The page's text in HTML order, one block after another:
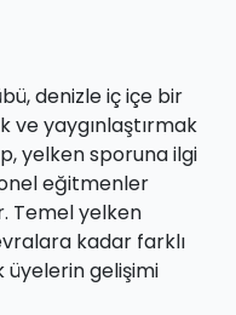
denizle iç içe bir
ve yaygınlaştırmak
yelken sporuna ilgi
eğitmenler
Temel yelken
kadar farklı
gelişimi